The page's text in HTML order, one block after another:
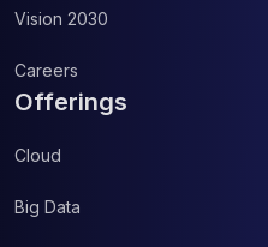
Vision 2030
Careers
Offerings
Cloud
Big Data